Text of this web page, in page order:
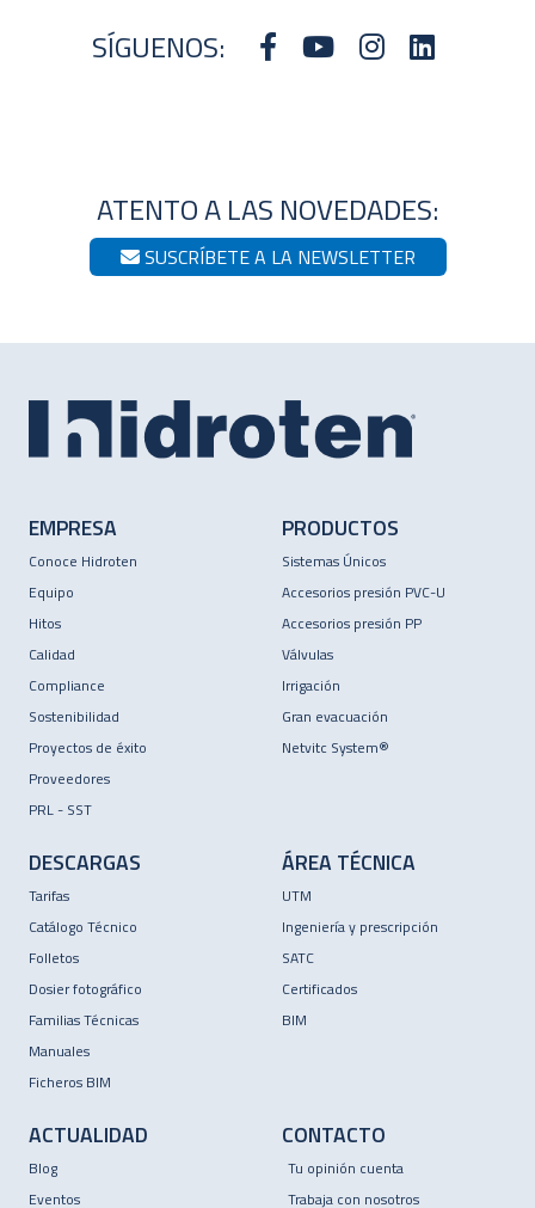
SÍGUENOS:
ATENTO A LAS NOVEDADES:
SUSCRÍBETE A LA NEWSLETTER
EMPRESA
Conoce Hidroten
Equipo
Hitos
Calidad
Compliance
Sostenibilidad
Proyectos de éxito
Proveedores
PRL - SST
PRODUCTOS
Sistemas Únicos
Accesorios presión PVC-U
Accesorios presión PP
Válvulas
Irrigación
Gran evacuación
Netvitc System®
DESCARGAS
Tarifas
Catálogo Técnico
Folletos
Dosier fotográfico
Familias Técnicas
Manuales
Ficheros BIM
ÁREA TÉCNICA
UTM
Ingeniería y prescripción
SATC
Certificados
BIM
ACTUALIDAD
Blog
Eventos
CONTACTO
Tu opinión cuenta
Trabaja con nosotros